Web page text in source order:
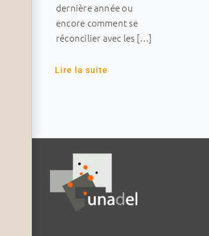
dernière année ou
encore comment se
réconcilier avec les […]
Lire la suite